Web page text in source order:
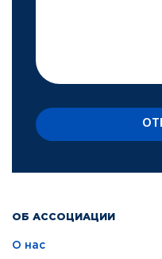
ОБ АССОЦИАЦИИ
О нас